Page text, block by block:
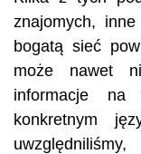
znajomych,
bogatą sieć
może nawet
informacje na
konkretnym